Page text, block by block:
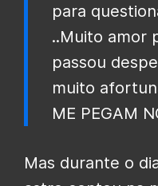
para
..Muito amor
passou
muito
ME PEGAM
Mas durante o